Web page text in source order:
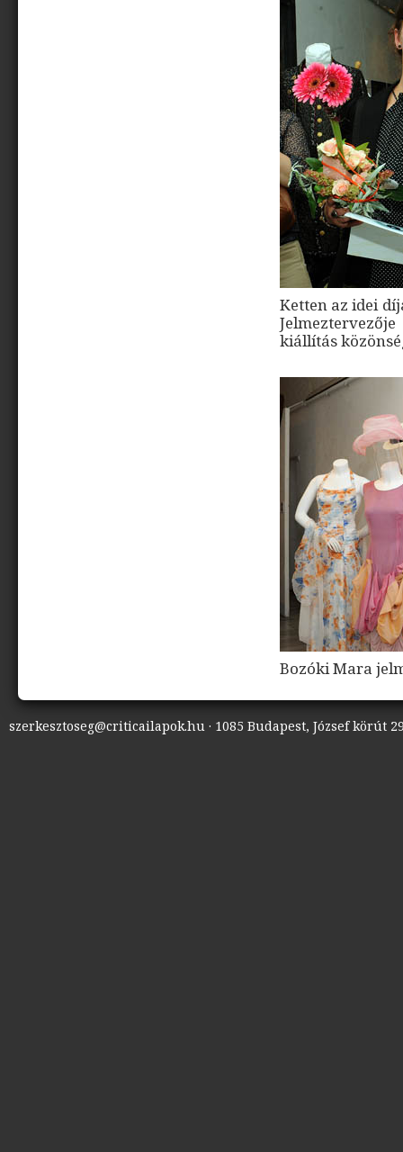
Ketten az idei
kiállítás
Bozóki Mara
szerkesztoseg@criticailapok.hu · 1085 Budapest, József körút